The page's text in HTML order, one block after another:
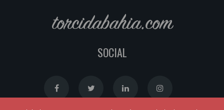
torcidabahia.com
SOCIAL